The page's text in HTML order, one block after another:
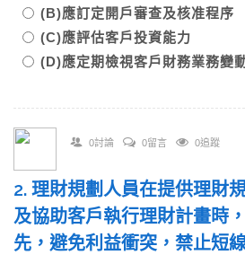
(B)應訂定開戶審查及核准程序
(C)應評估客戶投資能力
(D)應定期檢視客戶財務業務變
0討論 0留言 0追蹤
2. 理財規劃人員在提供理財
及協助客戶執行理財計畫時
先，避免利益衝突，禁止短